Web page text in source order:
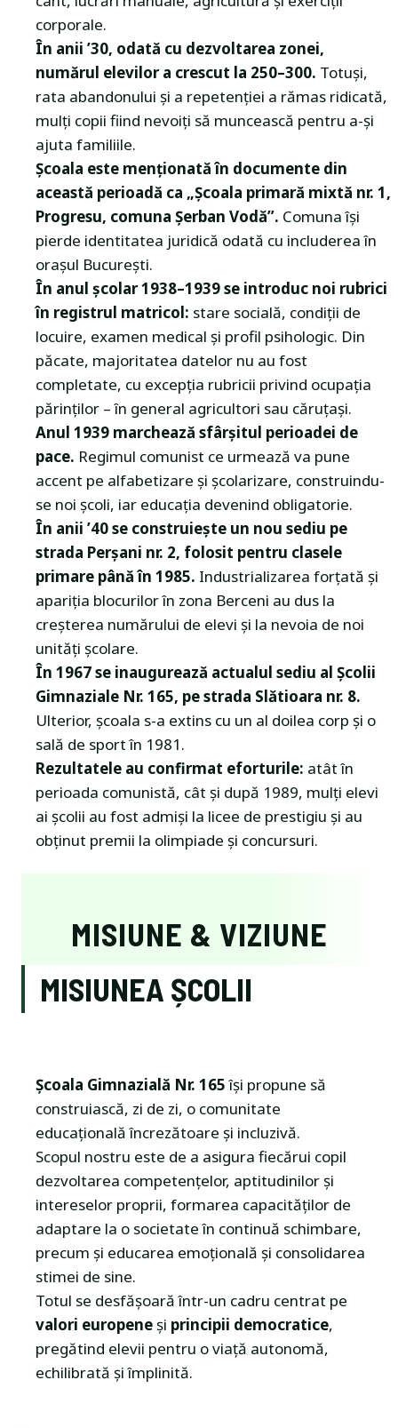
corporale.
În anii ’30, odată cu dezvoltarea zonei,
numărul elevilor a crescut la 250–300. Totuși,
rata abandonului și a repetenției a rămas ridicată,
mulți copii fiind nevoiți să muncească pentru a-și
ajuta familiile.
Școala este menționată în documente din
această perioadă ca „Școala primară mixtă nr. 1,
Progresu, comuna Șerban Vodă”. Comuna își
pierde identitatea juridică odată cu includerea în
orașul București.
În anul școlar 1938–1939 se introduc noi rubrici
în registrul matricol: stare socială, condiții de
locuire, examen medical și profil psihologic. Din
păcate, majoritatea datelor nu au fost
completate, cu excepția rubricii privind ocupația
părinților – în general agricultori sau căruțași.
Anul 1939 marchează sfârșitul perioadei de
pace. Regimul comunist ce urmează va pune
accent pe alfabetizare și școlarizare, construindu-
se noi școli, iar educația devenind obligatorie.
În anii ’40 se construiește un nou sediu pe
strada Perșani nr. 2, folosit pentru clasele
primare până în 1985. Industrializarea forțată și
apariția blocurilor în zona Berceni au dus la
creșterea numărului de elevi și la nevoia de noi
unități școlare.
În 1967 se inaugurează actualul sediu al Școlii
Gimnaziale Nr. 165, pe strada Slătioara nr. 8.
Ulterior, școala s-a extins cu un al doilea corp și o
sală de sport în 1981.
Rezultatele au confirmat eforturile: atât în
perioada comunistă, cât și după 1989, mulți elevi
ai școlii au fost admiși la licee de prestigiu și au
obținut premii la olimpiade și concursuri.
MISIUNE & VIZIUNE
MISIUNEA ȘCOLII
Școala Gimnazială Nr. 165își propune să
construiască, zi de zi, o comunitate
educațională încrezătoare și incluzivă.
Scopul nostru este de a asigura fiecărui copil
dezvoltarea competențelor, aptitudinilor și
intereselor proprii, formarea capacităților de
adaptare la o societate în continuă schimbare,
precum și educarea emoțională și consolidarea
stimei de sine.
Totul se desfășoară într-un cadru centrat pe
valori europene și principii democratice,
pregătind elevii pentru o viață autonomă,
echilibrată și împlinită.